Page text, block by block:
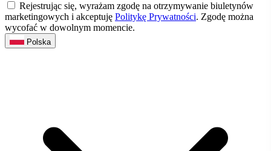
Rejestrując się, wyrażam zgodę na otrzymywanie biuletynów
marketingowych i akceptuję Politykę Prywatności. Zgodę można
wycofać w dowolnym momencie.
Polska